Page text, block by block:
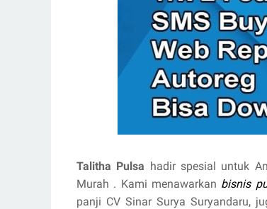
Talitha Pulsa hadir spesial untuk
Murah . Kami menawarkan bisnis
panji CV Sinar Surya Suryandaru,